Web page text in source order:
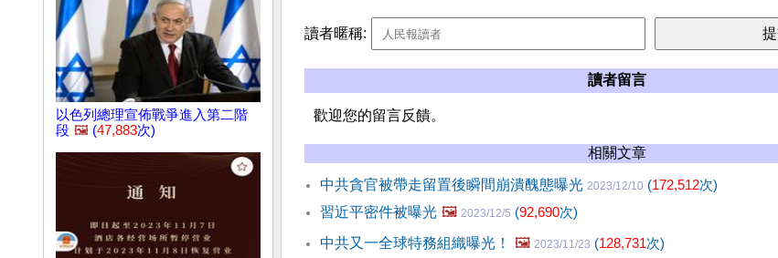
以色列總理宣佈戰爭進入第二階
段 🖼️ (47,883次)
讀者暱稱:
讀者留言
歡迎您的留言反饋。
相關文章
中共貪官被帶走留置後瞬間崩潰醜態曝光 2023/12/10 (172,512次)
習近平密件被曝光 🖼️ 2023/12/5 (92,690次)
中共又一全球特務組織曝光！
🖼️ 2023/11/23 (128,731次)